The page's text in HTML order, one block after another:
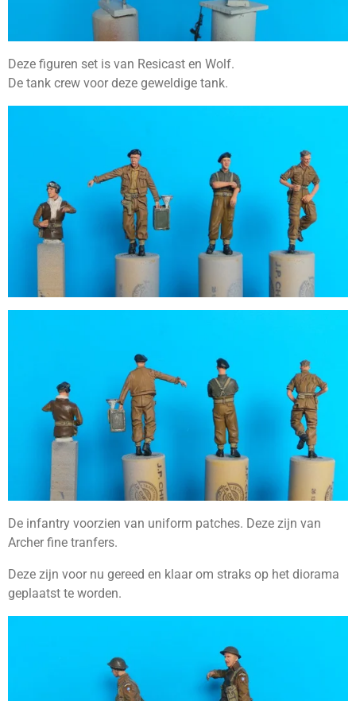
Deze figuren set is van Resicast en Wolf.
De tank crew voor deze geweldige tank.
De infantry voorzien van uniform patches. Deze zijn van
Archer fine tranfers.
Deze zijn voor nu gereed en klaar om straks op het diorama
geplaatst te worden.